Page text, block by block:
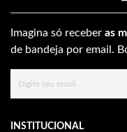
Imagina só receber as
de bandeja por email.
INSTITUCIONAL